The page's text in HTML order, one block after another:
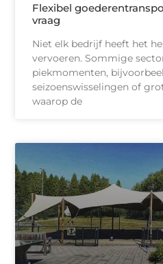
Flexibel
vraag
Niet elk bedrijf heeft het
vervoeren. Sommige
piekmomenten,
seizoenswisselingen of
waarop de